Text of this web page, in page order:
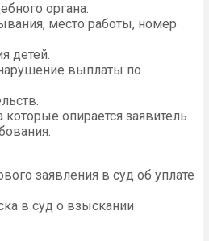
органа.
место работы, номер
детей.
выплаты по
опирается заявитель.
заявления в суд об уплате
в суд о взыскании